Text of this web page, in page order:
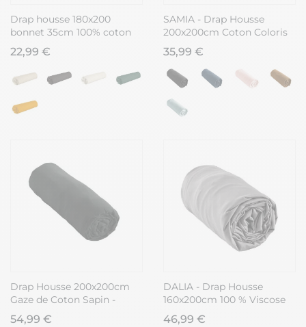
Drap housse 180x200
bonnet 35cm 100% coton
gris silver - VITALIA
22,99 €
SAMIA - Drap Housse
200x200cm Coton Coloris
Poivre
35,99 €
Drap Housse 200x200cm
Gaze de Coton Sapin -
OUREA
54,99 €
DALIA - Drap Housse
160x200cm 100 % Viscose
de Bambou Granit
46,99 €